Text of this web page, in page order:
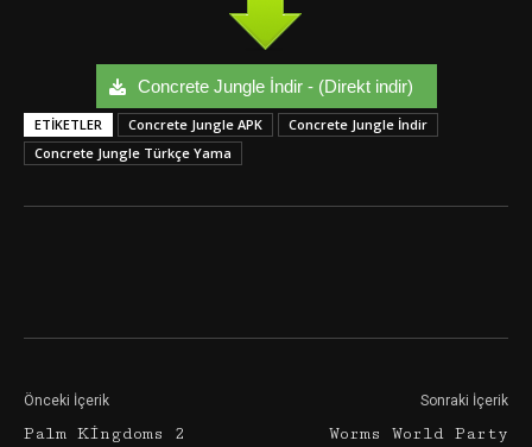
Concrete Jungle İndir - (Direkt indir)
ETIKETLER Concrete Jungle APK
Concrete Jungle İndir
Concrete Jungle Türkçe Yama
Önceki İçerik
Palm Kingdoms 2
Sonraki İçerik
Worms World Party